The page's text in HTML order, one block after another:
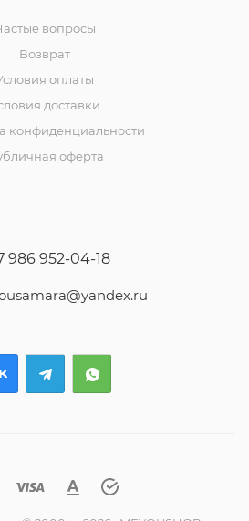
вопросы
Возврат
оплаты
доставки
конфиденциальности
оферта
986 952-04-18